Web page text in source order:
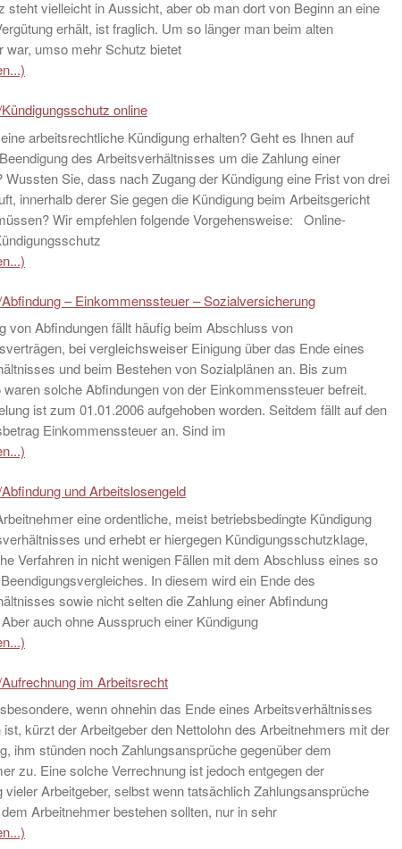
steht vielleicht in Aussicht, aber ob man dort von Beginn an eine
erhält, ist fraglich. Um so länger man beim alten
war, umso mehr Schutz bietet
online
arbeitsrechtliche Kündigung erhalten? Geht es Ihnen auf
des Arbeitsverhältnisses um die Zahlung einer
Wussten Sie, dass nach Zugang der Kündigung eine Frist von drei
innerhalb derer Sie gegen die Kündigung beim Arbeitsgericht
Wir empfehlen folgende Vorgehensweise: Online-
– Einkommenssteuer – Sozialversicherung
von Abfindungen fällt häufig beim Abschluss von
bei vergleichsweiser Einigung über das Ende eines
und beim Bestehen von Sozialplänen an. Bis zum
waren solche Abfindungen von der Einkommenssteuer befreit.
ist zum 01.01.2006 aufgehoben worden. Seitdem fällt auf den
Einkommenssteuer an. Sind im
und Arbeitslosengeld
eine ordentliche, meist betriebsbedingte Kündigung
und erhebt er hiergegen Kündigungsschutzklage,
Verfahren in nicht wenigen Fällen mit dem Abschluss eines so
In diesem wird ein Ende des
sowie nicht selten die Zahlung einer Abfindung
auch ohne Ausspruch einer Kündigung
im Arbeitsrecht
wenn ohnehin das Ende eines Arbeitsverhältnisses
kürzt der Arbeitgeber den Nettolohn des Arbeitnehmers mit der
ihm stünden noch Zahlungsansprüche gegenüber dem
zu. Eine solche Verrechnung ist jedoch entgegen der
vieler Arbeitgeber, selbst wenn tatsächlich Zahlungsansprüche
Arbeitnehmer bestehen sollten, nur in sehr